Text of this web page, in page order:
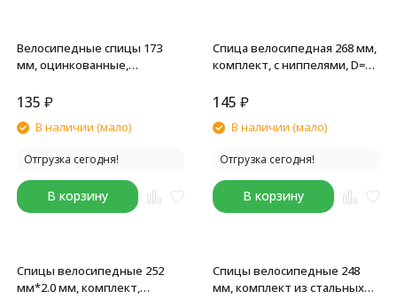
Велосипедные спицы 173
мм, оцинкованные,
ниппелями, 18 шт
135 ₽
В наличии (мало)
Отгрузка сегодня!
В корзину
Спица велосипедная 268 мм,
комплект, с ниппелями, D=2
145 ₽
В наличии (мало)
Отгрузка сегодня!
В корзину
Спицы велосипедные 252
мм*2.0 мм, комплект,
Спицы велосипедные 248
мм, комплект из стальных